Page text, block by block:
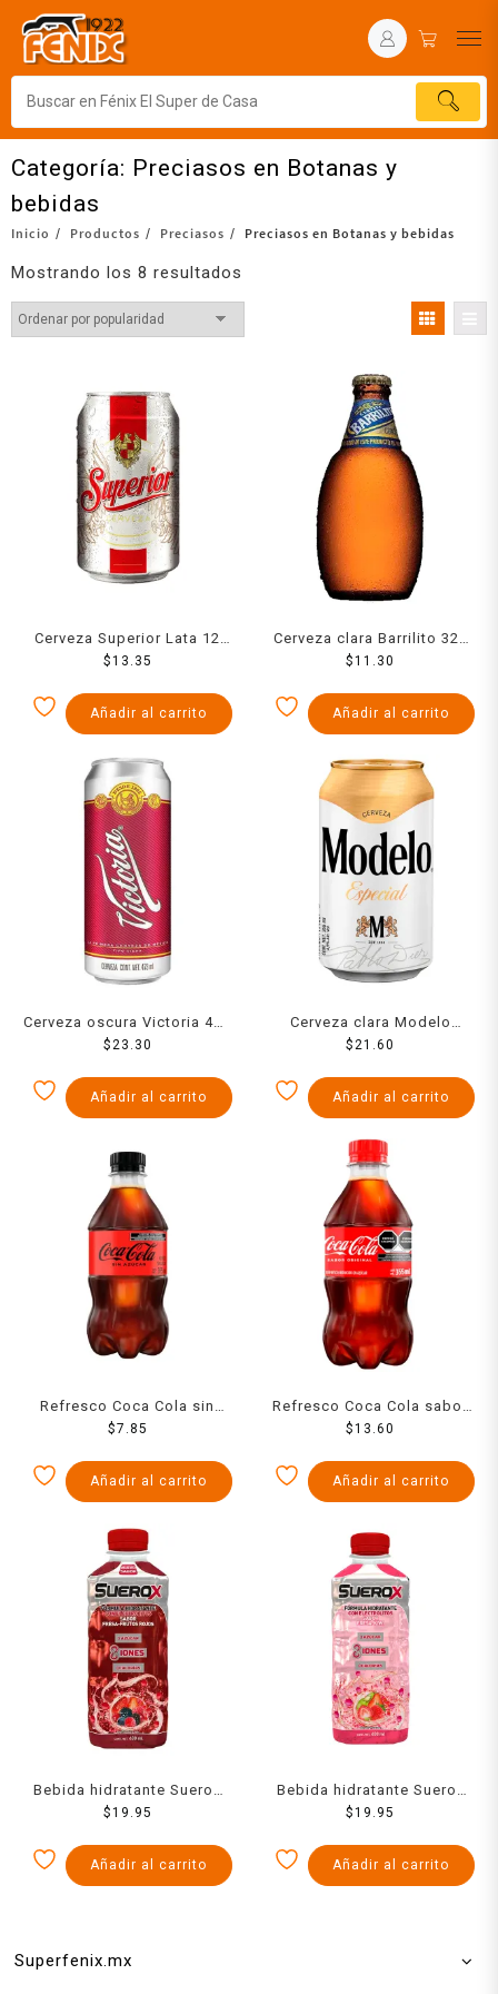
Categoría: Preciasos en Botanas y
bebidas
Inicio Productos Preciasos Preciasos en Botanas y bebidas
Mostrando los 8 resultados
Cerveza Superior Lata 12
Ozs
$13.35
Añadir al carrito
Cerveza clara Barrilito 325
ml
$11.30
Añadir al carrito
Cerveza oscura Victoria 473
ml
$ 23.30
Añadir al carrito
Cerveza clara Modelo
Especial 355 ml
$ 21.60
Añadir al carrito
Refresco Coca Cola sin
azúcar 355 ml
$7.85
Añadir al carrito
Refresco Coca Cola sabor
original 355 ml
$13.60
Añadir al carrito
Bebida hidratante Suerox
fresa-frutos rojos 0 azúcar
$19.95
Añadir al carrito
Bebida hidratante Suerox
fresa-kiwi 0 azúcar 630 ml
$19.95
Añadir al carrito
Superfenix.mx